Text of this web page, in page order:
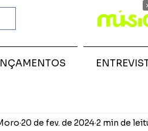
20 de fev. de 20242 min de